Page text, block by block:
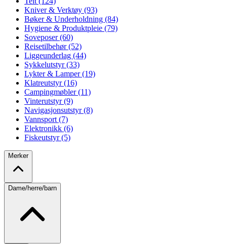
Kniver & Verktøy (93)
Bøker & Underholdning (84)
Hygiene & Produktpleie (79)
Soveposer (60)
Reisetilbehør (52)
Liggeunderlag (44)
Sykkelutstyr (33)
Lykter & Lamper (19)
Klatreutstyr (16)
Campingmøbler (11)
Vinterutstyr (9)
Navigasjonsutstyr (8)
Vannsport (7)
Elektronikk (6)
Fiskeutstyr (5)
Merker
Dame/herre/barn